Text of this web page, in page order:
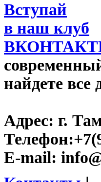
Вступай
в наш клуб
найдете все
Адрес: г.
Телефон:
E-mail: